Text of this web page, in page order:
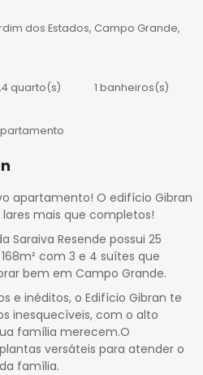
dos Estados, Campo Grande,
quarto(s) 1 banheiros(s)
apartamento! O edifício Gibran
mais que completos!
Resende possui 25
com 3 e 4 suítes que
bem em Campo Grande.
e inéditos, o Edifício Gibran te
inesquecíveis, com o alto
família merecem.O
versáteis para atender o
família.